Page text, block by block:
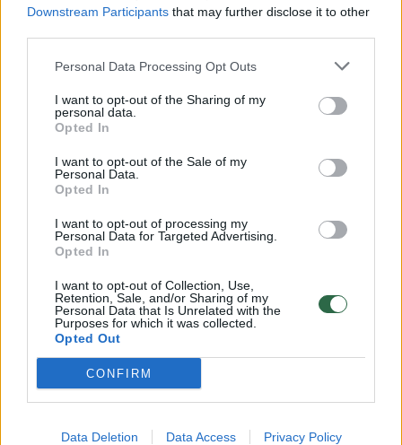
Downstream Participants that may further disclose it to other
Personal Data Processing Opt Outs
I want to opt-out of the Sharing of my
personal data.
Opted In
I want to opt-out of the Sale of my
Personal Data.
Opted In
I want to opt-out of processing my
Personal Data for Targeted Advertising.
Opted In
I want to opt-out of Collection, Use,
Retention, Sale, and/or Sharing of my
Personal Data that Is Unrelated with the
Purposes for which it was collected.
Opted Out
CONFIRM
Data Deletion Data Access Privacy Policy
Žinoma, tyrinėti Antarktidos poledines
sistema yra be galo sudėtinga. „Gręžimas
Antarktidoje reikalauja tokio pat kruopštumo
ir atidumo, kaip ir kitos planetos tyrinėjimas.
karantino zoną, o įranga yra visuomet sterili“,
– sako R.Virginia.
Nešvarumai gali greitai sugadinti svarbų
tyrimą ar net gi suklaidinti mokslininkus –o
taip pat priversti juos manyti, kad atrado
kažkokią gyvybės formą, kuri net
neegzistuoja.
„Mes visą laiką palaikome savo įrangą švarią.